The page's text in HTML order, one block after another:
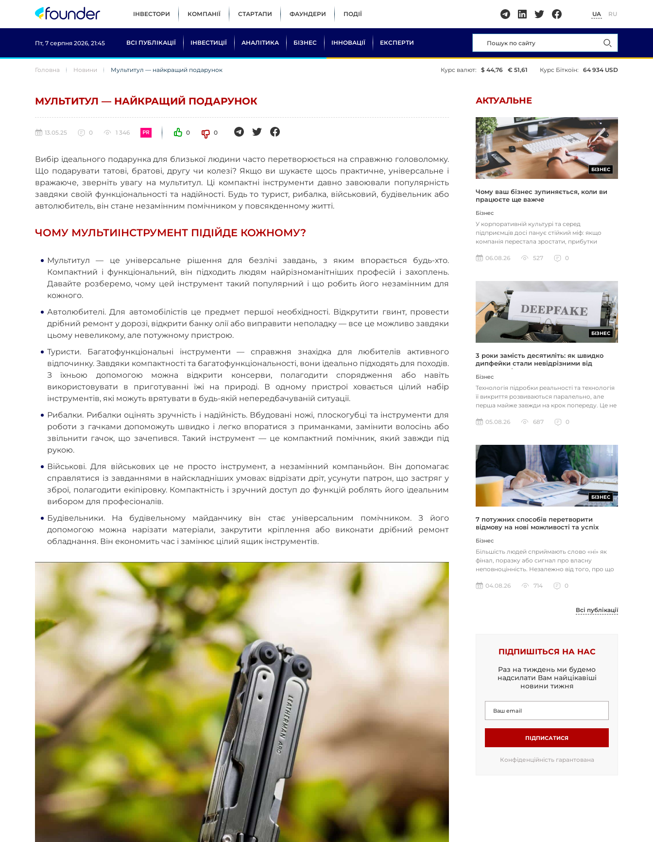
ІНВЕСТОРИ КОМПАНІЇ СТАРТАПИ ФАУНДЕРИ ПОДІЇ UA RU
Пт, 7 серпня 2026, 21:45 ВСІ ПУБЛІКАЦІЇ ІНВЕСТИЦІЇ АНАЛІТИКА БІЗНЕС ІННОВАЦІЇ ЕКСПЕРТИ
Головна Новини Мультитул — найкращий подарунок Курс валют: $ 44,76 € 51,61 Курс Біткоїн: 64 934 USD
МУЛЬТИТУЛ — НАЙКРАЩИЙ ПОДАРУНОК
13.05.25 0 1 346 0 0
Вибір ідеального подарунка для близької людини часто перетворюється на справжню головоломку.
Що подарувати татові, братові, другу чи колезі? Якщо ви шукаєте щось практичне, універсальне і
вражаюче, зверніть увагу на мультитул. Ці компактні інструменти давно завоювали популярність
завдяки своїй функціональності та надійності. Будь то турист, рибалка, військовий, будівельник або
автолюбитель, він стане незамінним помічником у повсякденному житті.
ЧОМУ МУЛЬТИІНСТРУМЕНТ ПІДІЙДЕ КОЖНОМУ?
Мультитул — це універсальне рішення для безлічі завдань, з яким впорається будь-хто.
Компактний і функціональний, він підходить людям найрізноманітніших професій і захоплень.
Давайте розберемо, чому цей інструмент такий популярний і що робить його незамінним для
кожного.
Автолюбителі. Для автомобілістів це предмет першої необхідності. Відкрутити гвинт, провести
дрібний ремонт у дорозі, відкрити банку олії або виправити неполадку — все це можливо завдяки
цьому невеликому, але потужному пристрою.
Туристи. Багатофункціональні інструменти — справжня знахідка для любителів активного
відпочинку. Завдяки компактності та багатофункціональності, вони ідеально підходять для походів.
З їхньою допомогою можна відкрити консерви, полагодити спорядження або навіть
використовувати в приготуванні їжі на природі. В одному пристрої ховається цілий набір
інструментів, які можуть врятувати в будь-якій непередбачуваній ситуації.
Рибалки. Рибалки оцінять зручність і надійність. Вбудовані ножі, плоскогубці та інструменти для
роботи з гачками допоможуть швидко і легко впоратися з приманками, замінити волосінь або
звільнити гачок, що зачепився. Такий інструмент — це компактний помічник, який завжди під
рукою.
Військові. Для військових це не просто інструмент, а незамінний компаньйон. Він допомагає
справлятися із завданнями в найскладніших умовах: відрізати дріт, усунути патрон, що застряг у
зброї, полагодити екіпіровку. Компактність і зручний доступ до функцій роблять його ідеальним
вибором для професіоналів.
Будівельники. На будівельному майданчику він стає універсальним помічником. З його
допомогою можна нарізати матеріали, закрутити кріплення або виконати дрібний ремонт
обладнання. Він економить час і замінює цілий ящик інструментів.
АКТУАЛЬНЕ
БІЗНЕС
Чому ваш бізнес зупиняється, коли ви
працюєте ще важче
Бізнес
У корпоративній культурі та серед
підприємців досі панує стійкий міф: якщо
компанія перестала зростати, прибутки
06.08.26
527 0
БІЗНЕС
3 роки замість десятиліть: як швидко
дипфейки стали невідрізними від
реальності
Бізнес
Технологія підробки реальності та технологія
її викриття розвиваються паралельно, але
перша майже завжди на крок попереду. Це не
05.08.26
687 0
БІЗНЕС
7 потужних способів перетворити
відмову на нові можливості та успіх
Бізнес
Більшість людей сприймають слово «ні» як
фінал, поразку або сигнал про власну
неповноцінність. Незалежно від того, про що
04.08.26
714 0
Всі публікації
ПІДПИШІТЬСЯ НА НАС
Раз на тиждень ми будемо
надсилати Вам найцікавіші
новини тижня
ПІДПИСАТИСЯ
Конфіденційність гарантована